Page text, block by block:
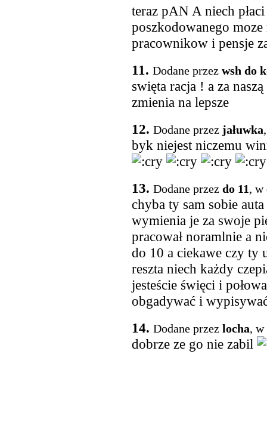
teraz pAN A niech
poszkodowanego
pracownikow i pensje
11. Dodane przez wsh do
swięta racja ! a za
zmienia na lepsze
12. Dodane przez jałuwka
byk niejest niczemu
13. Dodane przez do 11, w
chyba ty sam sobie
wymienia je za swoje
pracował noramlnie a
do 10 a ciekawe czy ty
reszta niech każdy
jesteście święci i
obgadywać i
14. Dodane przez locha, w
dobrze ze go nie zabil